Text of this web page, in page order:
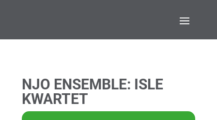
NJO ENSEMBLE: ISLE
KWARTET